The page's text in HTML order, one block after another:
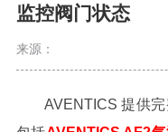
监控阀门状态
来源：
AVENTICS 提供完